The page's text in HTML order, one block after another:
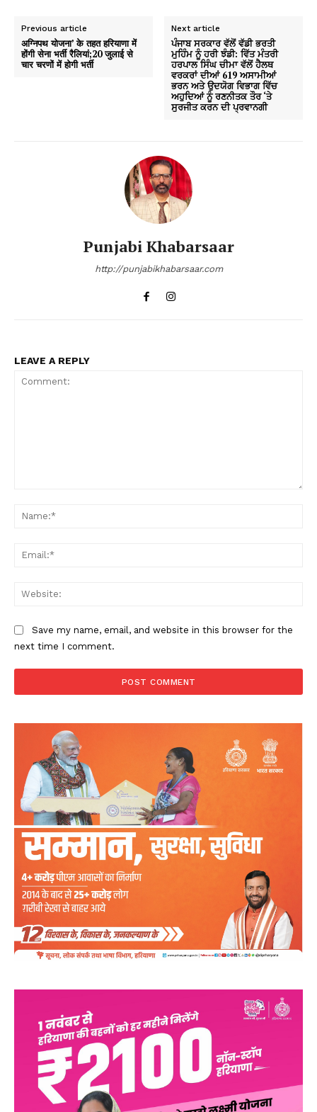
Previous article
अग्निपथ योजना’ के तहत हरियाणा में
होंगी सेना भर्ती रैलियां;20 जुलाई से
चार चरणों में होगी भर्ती
Next article
ਪੰਜਾਬ ਸਰਕਾਰ ਵੱਲੋਂ ਵੱਡੀ ਭਰਤੀ
ਮੁਹਿੰਮ ਨੂੰ ਹਰੀ ਝੰਡੀ: ਵਿੱਤ ਮੰਤਰੀ
ਹਰਪਾਲ ਸਿੰਘ ਚੀਮਾ ਵੱਲੋਂ ਹੈਲਥ
ਵਰਕਰਾਂ ਦੀਆਂ 619 ਅਸਾਮੀਆਂ
ਭਰਨ ਅਤੇ ਉਦਯੋਗ ਵਿਭਾਗ ਵਿੱਚ
ਅਹੁਦਿਆਂ ਨੂੰ ਰਣਨੀਤਕ ਤੌਰ ‘ਤੇ
ਸੁਰਜੀਤ ਕਰਨ ਦੀ ਪ੍ਰਵਾਨਗੀ
Punjabi Khabarsaar
http://punjabikhabarsaar.com
LEAVE A REPLY
Save my name, email, and website in this browser for the
next time I comment.